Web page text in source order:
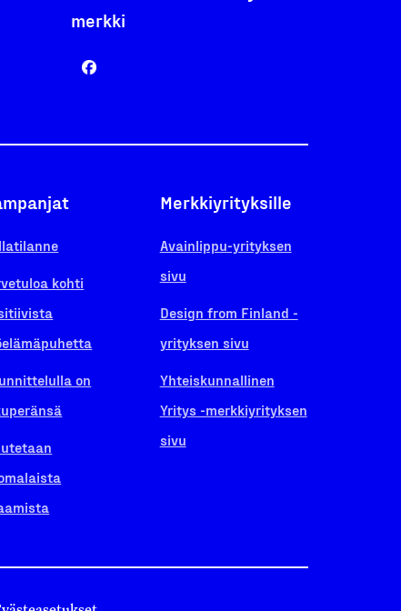
merkki
kohti
on
Merkkiyrityksille
Avainlippu-yrityksen
sivu
Design from Finland -
yrityksen sivu
Yhteiskunnallinen
Yritys -merkkiyrityksen
sivu